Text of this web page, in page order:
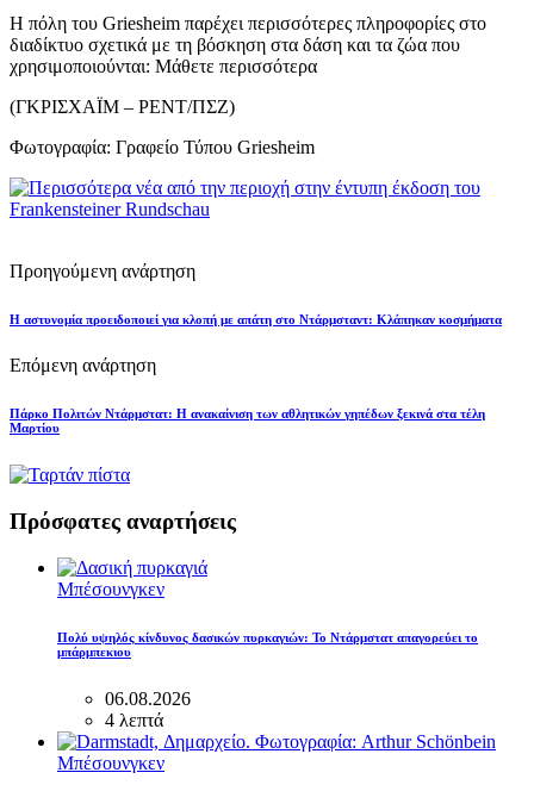
Η πόλη του Griesheim παρέχει περισσότερες πληροφορίες στο
διαδίκτυο σχετικά με τη βόσκηση στα δάση και τα ζώα που
χρησιμοποιούνται: Μάθετε περισσότερα
(ΓΚΡΙΣΧΑΪΜ – ΡΕΝΤ/ΠΣΖ)
Φωτογραφία: Γραφείο Τύπου Griesheim
Προηγούμενη ανάρτηση
Η αστυνομία προειδοποιεί για κλοπή με απάτη στο Ντάρμσταντ: Κλάπηκαν κοσμήματα
Επόμενη ανάρτηση
Πάρκο Πολιτών Ντάρμστατ: Η ανακαίνιση των αθλητικών γηπέδων ξεκινά στα τέλη
Μαρτίου
Πρόσφατες αναρτήσεις
Μπέσουνγκεν
Πολύ υψηλός κίνδυνος δασικών πυρκαγιών: Το Ντάρμστατ απαγορεύει το
μπάρμπεκιου
06.08.2026
4 λεπτά
Μπέσουνγκεν